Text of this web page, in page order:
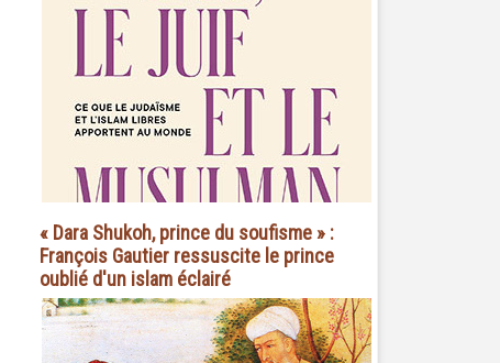
« Dara Shukoh, prince du soufisme » :
François Gautier ressuscite le prince
oublié d'un islam éclairé